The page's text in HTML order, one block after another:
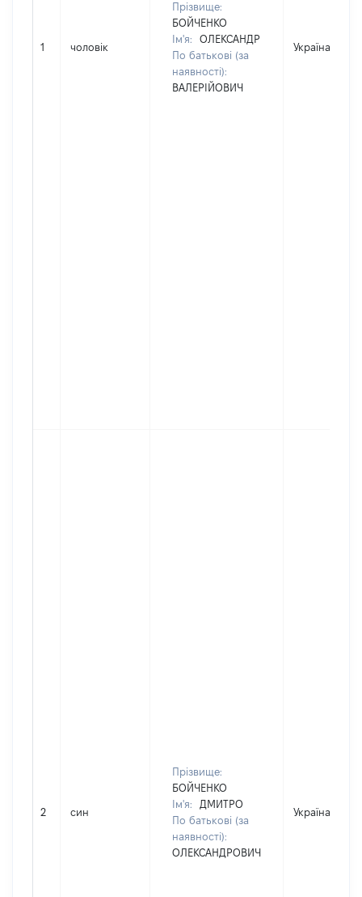
1 чоловік
Прізвище:
БОЙЧЕНКО
Ім'я:
ОЛЕКСАНДР
По батькові (за
наявності):
ВАЛЕРІЙОВИЧ
Україна
2 син
Прізвище:
БОЙЧЕНКО
Ім'я:
ДМИТРО
По батькові (за
наявності):
ОЛЕКСАНДРОВИЧ
Україна